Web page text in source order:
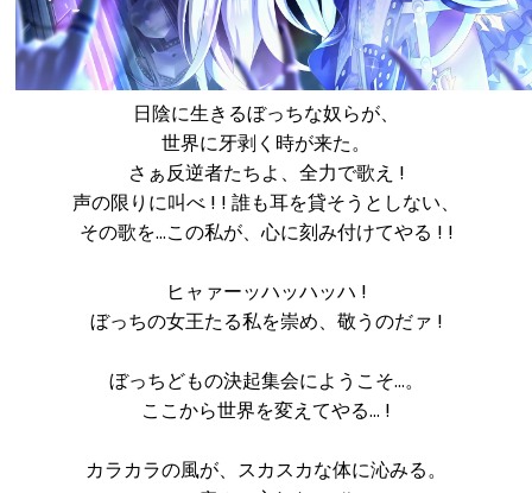
日陰に生きるぼっちな奴らが、
世界に牙剥く時が来た。
さぁ反逆者たちよ、全力で歌え !
声の限りに叫べ ! ! 誰も耳を貸そうとしない、
その歌を…この私が、心に刻み付けてやる ! !
ヒャァーッハッハッハ !
ぼっちの女王たる私を崇め、敬うのだァ !
ぼっちどもの決起集会にようこそ…。
ここから世界を変えてやる… !
カラカラの風が、スカスカな体に沁みる。